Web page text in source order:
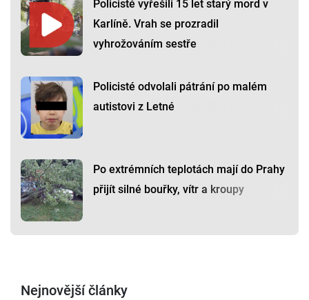
Policisté vyřešili 15 let starý mord v
Karlíně. Vrah se prozradil
vyhrožováním sestře
Policisté odvolali pátrání po malém
autistovi z Letné
Po extrémních teplotách mají do Prahy
přijít silné bouřky, vítr a kroupy
Nejnovější články